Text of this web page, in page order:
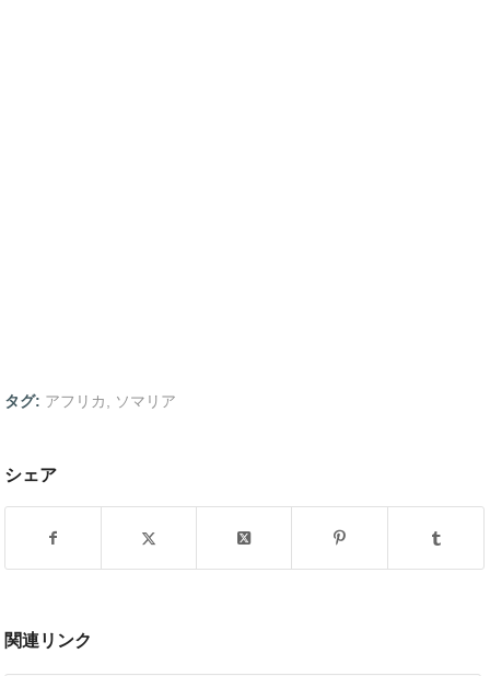
タグ: アフリカ ソマリア
シェア
関連リンク